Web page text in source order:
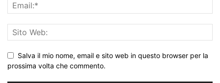
Salva il mio nome, email e sito web in questo browser per la
prossima volta che commento.